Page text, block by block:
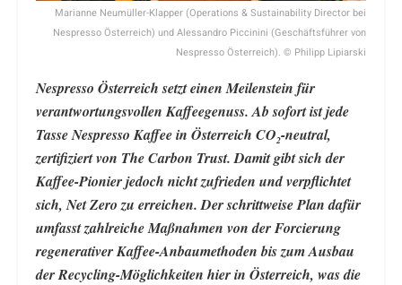
Marianne Neumüller-Klapper (Operations & Sustainability Director bei
Nespresso Österreich) und Alessandro Piccinini (Geschäftsführer von
Nespresso Österreich). © Philipp Lipiarski
Nespresso Österreich setzt einen Meilenstein für
verantwortungsvollen Kaffeegenuss. Ab sofort ist jede
Tasse Nespresso Kaffee in Österreich CO2-neutral,
zertifiziert von The Carbon Trust. Damit gibt sich der
Kaffee-Pionier jedoch nicht zufrieden und verpflichtet
sich, Net Zero zu erreichen. Der schrittweise Plan dafür
umfasst zahlreiche Maßnahmen von der Forcierung
regenerativer Kaffee-Anbaumethoden bis zum Ausbau
der Recycling-Möglichkeiten hier in Österreich, was die